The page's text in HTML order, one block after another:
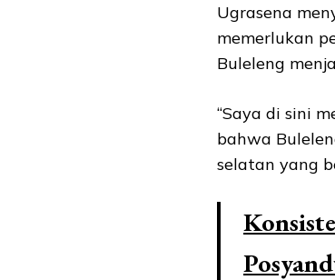
Ugrasena
memerlukan
Buleleng
“Saya di sini
bahwa
selatan yang